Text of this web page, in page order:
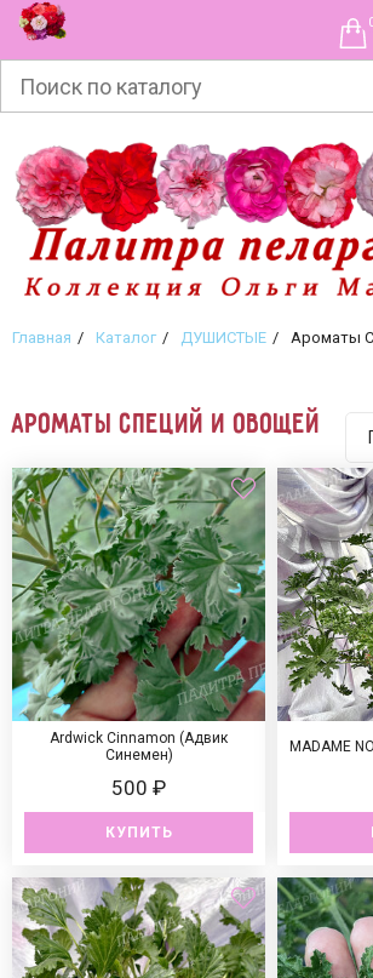
Главная Каталог ДУШИСТЫЕ Ароматы
Ароматы СПЕЦИЙ и овощей
Ardwick Cinnamon (Адвик
Синемен)
500 ₽
КУПИТЬ
MADAME